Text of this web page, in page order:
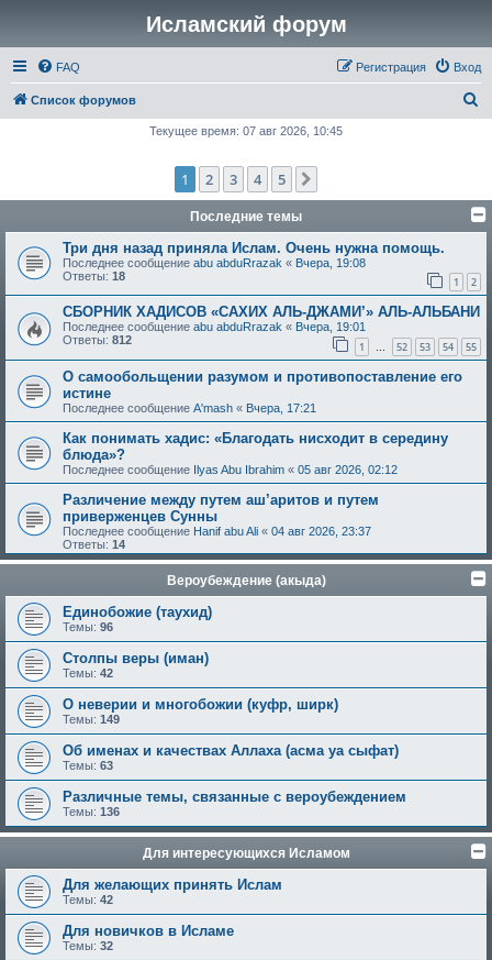
Исламский форум
FAQ Вход
Регистрация
Список форумов
к
Текущее время: 07 авг 2026, 10:45
1 2 3 4 5
Последние темы
Три дня назад приняла Ислам. Очень нужна помощь.
Последнее сообщение abu abduRrazak « Вчера, 19:08
Ответы: 18 1 2
СБОРНИК ХАДИСОВ «САХИХ АЛЬ-ДЖАМИ’» АЛЬ-АЛЬБАНИ
Последнее сообщение abu abduRrazak « Вчера, 19:01
Ответы: 812 1 … 52 53 54 55
О самообольщении разумом и противопоставление его
истине
Последнее сообщение A'mash « Вчера, 17:21
Как понимать хадис: «Благодать нисходит в середину
блюда»?
Последнее сообщение Ilyas Abu Ibrahim « 05 авг 2026, 02:12
Различение между путем аш’аритов и путем
приверженцев Сунны
Последнее сообщение Hanif abu Ali « 04 авг 2026, 23:37
Ответы: 14
Вероубеждение (акыда)
Единобожие (таухид)
Темы: 96
Столпы веры (иман)
Темы: 42
О неверии и многобожии (куфр, ширк)
Темы: 149
Об именах и качествах Аллаха (асма уа сыфат)
Темы: 63
Различные темы, связанные с вероубеждением
Темы: 136
Для интересующихся Исламом
Для желающих принять Ислам
Темы: 42
Для новичков в Исламе
Темы: 32